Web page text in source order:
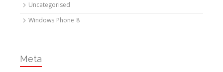
Uncategorised
Windows Phone 8
Meta